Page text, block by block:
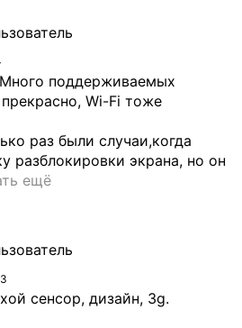
поддерживаемых
Wi-Fi тоже
раз были случаи,когда
разблокировки экрана, но он
ещё
сенсор, дизайн, 3g.